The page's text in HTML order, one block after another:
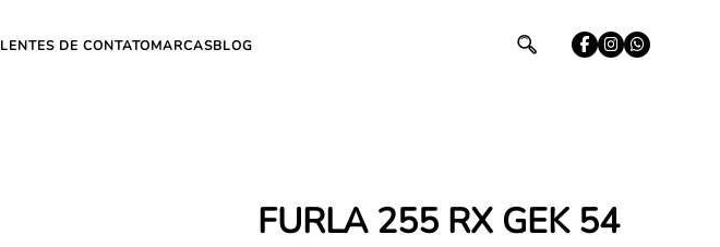
LENTES DE CONTATOMARCASBLOG
FURLA 255 RX GEK 54